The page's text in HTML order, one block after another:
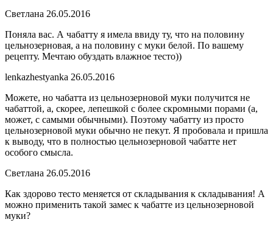
Светлана 26.05.2016
Поняла вас. А чабатту я имела ввиду ту, что на половину
цельнозерновая, а на половину с муки белой. По вашему
рецепту. Мечтаю обуздать влажное тесто))
lenkazhestyanka 26.05.2016
Можете, но чабатта из цельнозерновой муки получится не
чабаттой, а, скорее, лепешкой с более скромными порами (а,
может, с самыми обычными). Поэтому чабатту из просто
цельнозерновой муки обычно не пекут. Я пробовала и пришла
к выводу, что в полностью цельнозерновой чабатте нет
особого смысла.
Светлана 26.05.2016
Как здорово тесто меняется от складывания к складывания! А
можно применить такой замес к чабатте из цельнозерновой
муки?